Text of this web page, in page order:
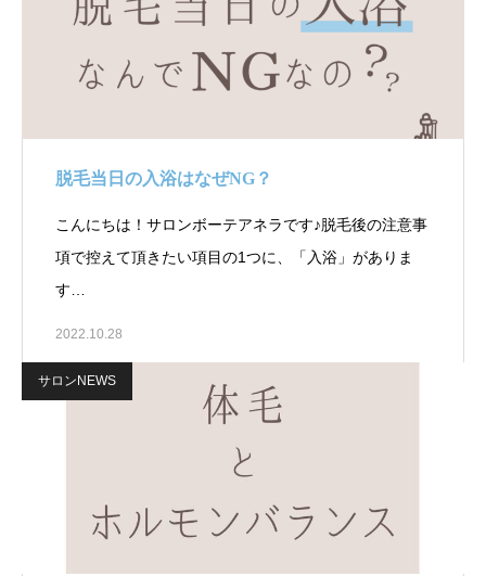
脱毛当日の入浴はなぜNG？
こんにちは！サロンボーテアネラです♪脱毛後の注意事
項で控えて頂きたい項目の1つに、「入浴」がありま
す…
2022.10.28
サロンNEWS